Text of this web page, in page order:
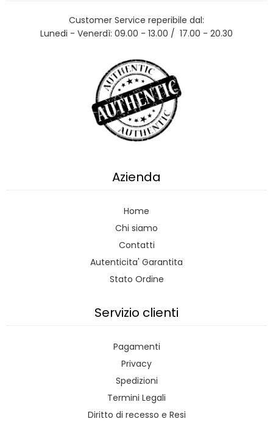
Customer Service reperibile dal:
Lunedi - Venerdì: 09.00 - 13.00 / 17.00 - 20.30
Azienda
Home
Chi siamo
Contatti
Autenticita' Garantita
Stato Ordine
Servizio clienti
Pagamenti
Privacy
Spedizioni
Termini Legali
Diritto di recesso e Resi